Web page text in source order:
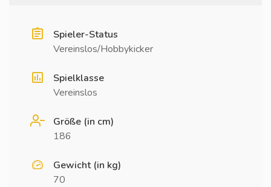
Spieler-Status
Vereinslos/Hobbykicker
Spielklasse
Vereinslos
Größe (in cm)
186
Gewicht (in kg)
70